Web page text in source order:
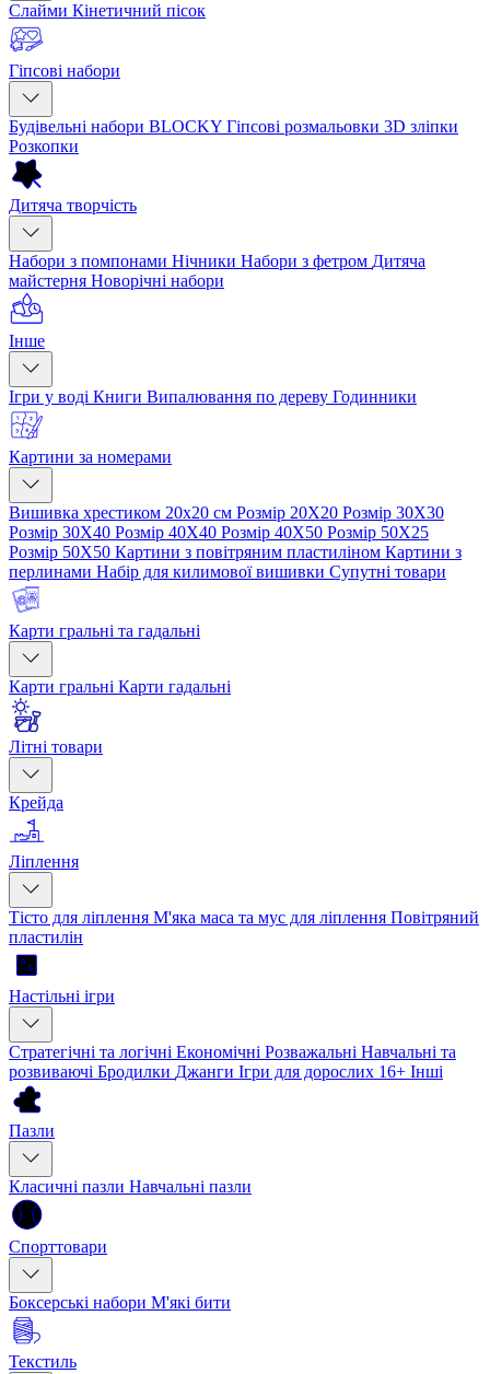
Слайми Кінетичний пісок
Гіпсові набори
Будівельні набори BLOCKY Гіпсові розмальовки 3D зліпки
Розкопки
Дитяча творчість
Набори з помпонами Нічники Набори з фетром Дитяча
майстерня Новорічні набори
Інше
Ігри у воді Книги Випалювання по дереву Годинники
Картини за номерами
Вишивка хрестиком 20х20 см Розмір 20Х20 Розмір 30Х30
Розмір 30Х40 Розмір 40Х40 Розмір 40Х50 Розмір 50Х25
Розмір 50Х50 Картини з повітряним пластиліном Картини з
перлинами Набір для килимової вишивки Супутні товари
Карти гральні та гадальні
Карти гральні Карти гадальні
Літні товари
Крейда
Ліплення
Тісто для ліплення М'яка маса та мус для ліплення Повітряний
пластилін
Настільні ігри
Стратегічні та логічні Економічні Розважальні Навчальні та
розвиваючі Бродилки Джанги Ігри для дорослих 16+ Інші
Пазли
Класичні пазли Навчальні пазли
Спорттовари
Боксерські набори М'які бити
Текстиль